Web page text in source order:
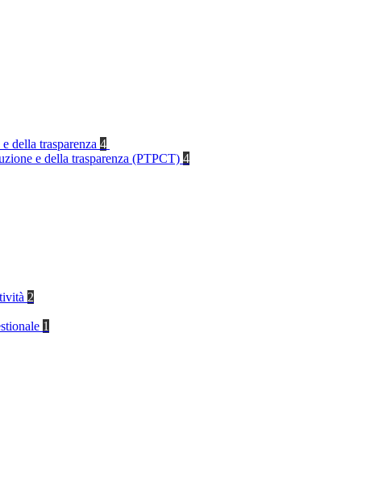
della trasparenza 4
e della trasparenza (PTPCT) 4
2
1